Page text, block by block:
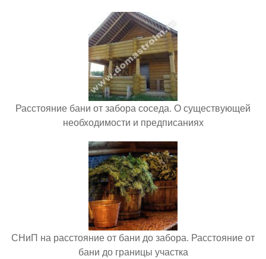
Расстояние бани от забора соседа. О существующей
необходимости и предписаниях
СНиП на расстояние от бани до забора. Расстояние от
бани до границы участка